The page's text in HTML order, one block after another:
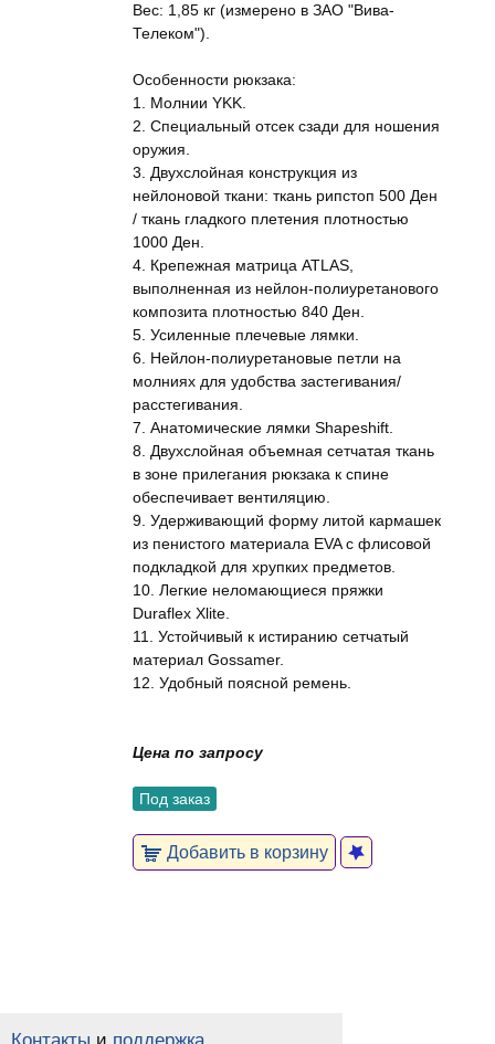
Вес: 1,85 кг (измерено в ЗАО "Вива-
Телеком").
Особенности рюкзака:
1. Молнии YKK.
2. Специальный отсек сзади для ношения
оружия.
3. Двухслойная конструкция из
нейлоновой ткани: ткань рипстоп 500 Ден
/ ткань гладкого плетения плотностью
1000 Ден.
4. Крепежная матрица ATLAS,
выполненная из нейлон-полиуретанового
композита плотностью 840 Ден.
5. Усиленные плечевые лямки.
6. Нейлон-полиуретановые петли на
молниях для удобства застегивания/
расстегивания.
7. Анатомические лямки Shapeshift.
8. Двухслойная объемная сетчатая ткань
в зоне прилегания рюкзака к спине
обеспечивает вентиляцию.
9. Удерживающий форму литой кармашек
из пенистого материала EVA с флисовой
подкладкой для хрупких предметов.
10. Легкие неломающиеся пряжки
Duraflex Xlite.
11. Устойчивый к истиранию сетчатый
материал Gossamer.
12. Удобный поясной ремень.
Цена по запросу
Под заказ
Добавить в корзину